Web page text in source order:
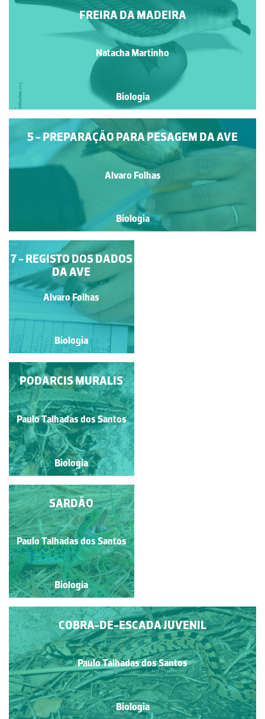
FREIRA DA MADEIRA
Natacha Martinho
Biologia
5 - PREPARAÇÃO PARA PESAGEM DA AVE
Alvaro Folhas
Biologia
6 - PESAGEM DA AVE
Alvaro Folhas
Biologia
7 - REGISTO DOS DADOS
DA AVE
Alvaro Folhas
Biologia
SIDE-BLOTCHED
LIZARD
Paulo Talhadas dos Santos
Biologia
PODARCIS MURALIS
Paulo Talhadas dos Santos
Biologia
LAGARTIXA-DE-
DEDOS-DENTEADOS
Paulo Talhadas dos Santos
Biologia
SARDÃO
Paulo Talhadas dos Santos
Biologia
COBRA-DE-ESCADA JUVENIL
Paulo Talhadas dos Santos
Biologia